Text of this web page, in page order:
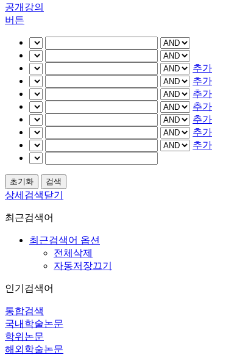
공개강의
버튼
추가
추가
추가
추가
추가
추가
추가
상세검색닫기
최근검색어
최근검색어 옵션
전체삭제
자동저장끄기
인기검색어
통합검색
국내학술논문
학위논문
해외학술논문